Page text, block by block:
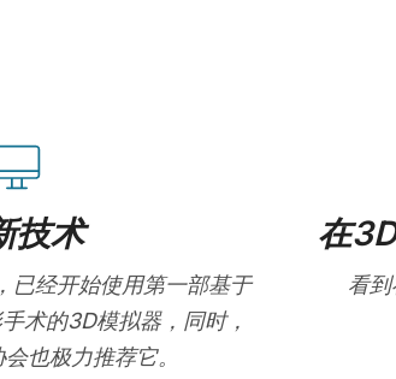
技术
已经开始使用第一部基于
术的3D模拟器，同时，
也极力推荐它。
在
看